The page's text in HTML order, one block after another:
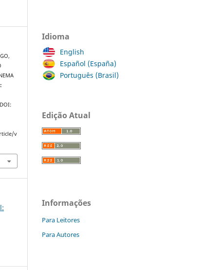
v
Idioma
English
Español (España)
Português (Brasil)
Edição Atual
Informações
Para Leitores
Para Autores